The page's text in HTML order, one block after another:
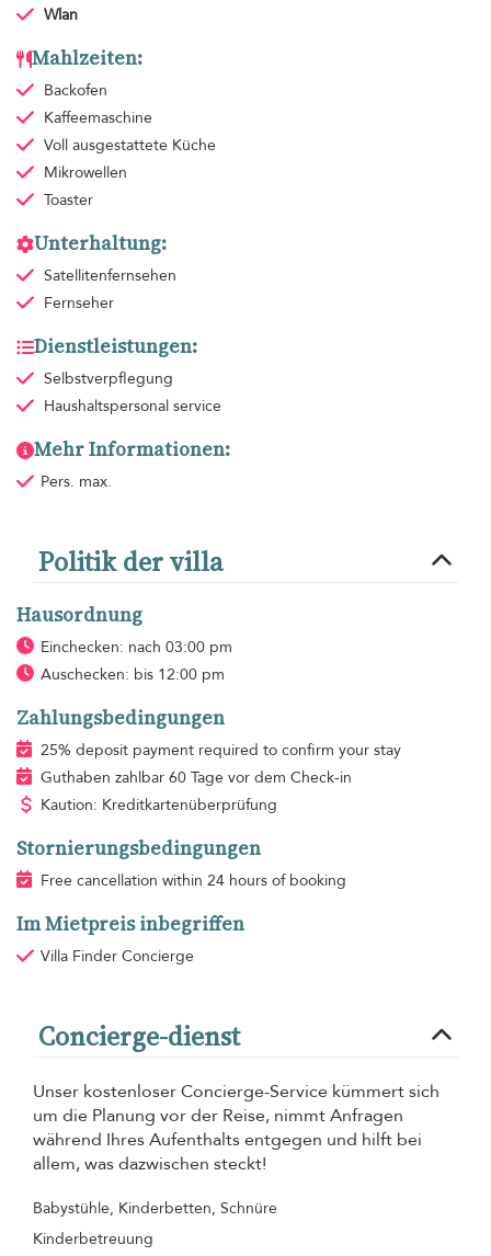
Wlan
Mahlzeiten:
Backofen
Kaffeemaschine
Voll ausgestattete Küche
Mikrowellen
Toaster
Unterhaltung:
Satellitenfernsehen
Fernseher
Dienstleistungen:
Selbstverpflegung
Haushaltspersonal service
Mehr Informationen:
Pers. max.
Politik der villa
Hausordnung
Einchecken: nach 03:00 pm
Auschecken: bis 12:00 pm
Zahlungsbedingungen
25% deposit payment required to confirm your stay
Guthaben zahlbar 60 Tage vor dem Check-in
Kaution: Kreditkartenüberprüfung
Stornierungsbedingungen
Free cancellation within 24 hours of booking
Im Mietpreis inbegriffen
Villa Finder Concierge
Concierge-dienst
Unser kostenloser Concierge-Service kümmert sich
um die Planung vor der Reise, nimmt Anfragen
während Ihres Aufenthalts entgegen und hilft bei
allem, was dazwischen steckt!
Babystühle, Kinderbetten, Schnüre
Kinderbetreuung